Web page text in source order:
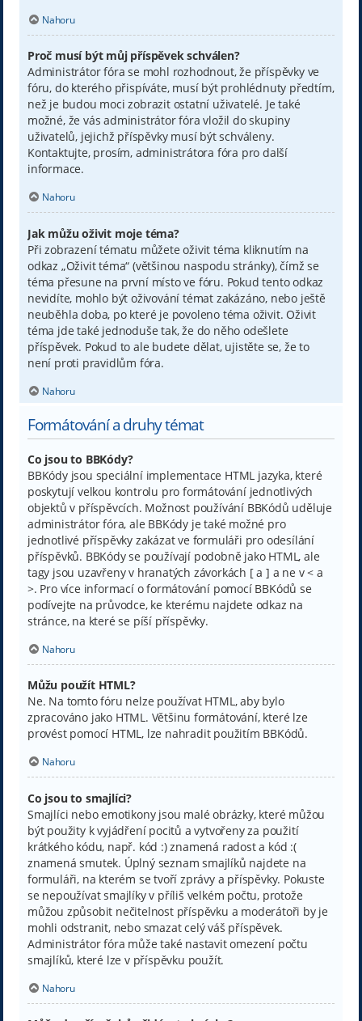
Nahoru
Proč musí být můj příspěvek schválen?
Administrátor fóra se mohl rozhodnout, že příspěvky ve
fóru, do kterého přispíváte, musí být prohlédnuty předtím,
než je budou moci zobrazit ostatní uživatelé. Je také
možné, že vás administrátor fóra vložil do skupiny
uživatelů, jejichž příspěvky musí být schváleny.
Kontaktujte, prosím, administrátora fóra pro další
informace.
Nahoru
Jak můžu oživit moje téma?
Při zobrazení tématu můžete oživit téma kliknutím na
odkaz „Oživit téma“ (většinou naspodu stránky), čímž se
téma přesune na první místo ve fóru. Pokud tento odkaz
nevidíte, mohlo být oživování témat zakázáno, nebo ještě
neuběhla doba, po které je povoleno téma oživit. Oživit
téma jde také jednoduše tak, že do něho odešlete
příspěvek. Pokud to ale budete dělat, ujistěte se, že to
není proti pravidlům fóra.
Nahoru
Formátování a druhy témat
Co jsou to BBKódy?
BBKódy jsou speciální implementace HTML jazyka, které
poskytují velkou kontrolu pro formátování jednotlivých
objektů v příspěvcích. Možnost používání BBKódů uděluje
administrátor fóra, ale BBKódy je také možné pro
jednotlivé příspěvky zakázat ve formuláři pro odesílání
příspěvků. BBKódy se používají podobně jako HTML, ale
tagy jsou uzavřeny v hranatých závorkách [ a ] a ne v < a
>. Pro více informací o formátování pomocí BBKódů se
podívejte na průvodce, ke kterému najdete odkaz na
stránce, na které se píší příspěvky.
Nahoru
Můžu použít HTML?
Ne. Na tomto fóru nelze používat HTML, aby bylo
zpracováno jako HTML. Většinu formátování, které lze
provést pomocí HTML, lze nahradit použitím BBKódů.
Nahoru
Co jsou to smajlíci?
Smajlíci nebo emotikony jsou malé obrázky, které můžou
být použity k vyjádření pocitů a vytvořeny za použití
krátkého kódu, např. kód :) znamená radost a kód :(
znamená smutek. Úplný seznam smajlíků najdete na
formuláři, na kterém se tvoří zprávy a příspěvky. Pokuste
se nepoužívat smajlíky v příliš velkém počtu, protože
můžou způsobit nečitelnost příspěvku a moderátoři by je
mohli odstranit, nebo smazat celý váš příspěvek.
Administrátor fóra může také nastavit omezení počtu
smajlíků, které lze v příspěvku použít.
Nahoru